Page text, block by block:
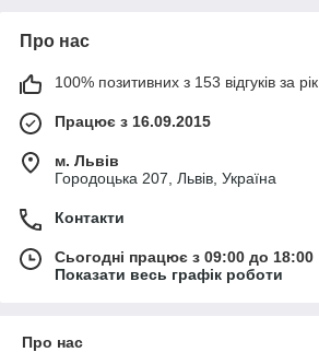
Про нас
100% позитивних з 153 відгуків за рік
Працює з 16.09.2015
м. Львів
Городоцька 207, Львів, Україна
Контакти
Сьогодні працює з 09:00 до 18:00
Показати весь графік роботи
Про нас